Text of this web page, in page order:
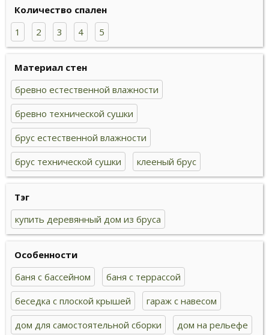
Количество спален
1
2 3 4 5
Материал стен
бревно естественной влажности
бревно технической сушки
брус естественной влажности
брус технической сушки
клееный брус
Тэг
купить деревянный дом из бруса
Особенности
баня с бассейном
баня с террассой
беседка с плоской крышей
гараж с навесом
дом для самостоятельной сборки
дом на рельефе